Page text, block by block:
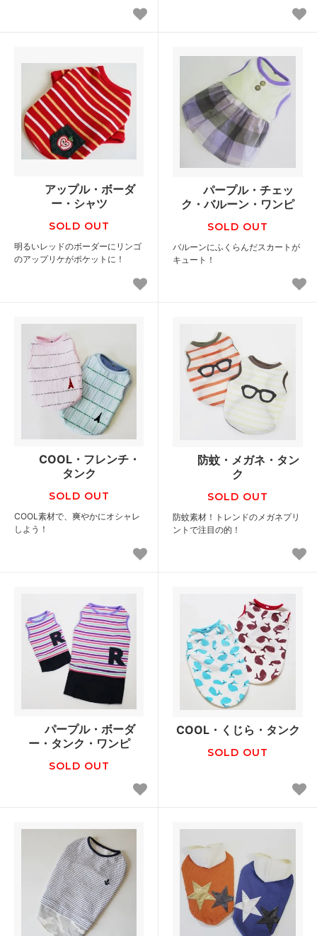
アップル・ボーダ
ー・シャツ
SOLD OUT
明るいレッドのボーダーにリンゴ
のアップリケがポケットに！
パープル・チェッ
ク・バルーン・ワンピ
SOLD OUT
バルーンにふくらんだスカートが
キュート！
COOL・フレンチ・
タンク
SOLD OUT
COOL素材で、爽やかにオシャレ
しよう！
防蚊・メガネ・タン
ク
SOLD OUT
防蚊素材！トレンドのメガネプリ
ントで注目の的！
パープル・ボーダ
ー・タンク・ワンピ
SOLD OUT
COOL・くじら・タンク
SOLD OUT